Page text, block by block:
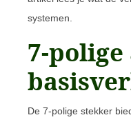
systemen.
7-
De 7-polige stekker